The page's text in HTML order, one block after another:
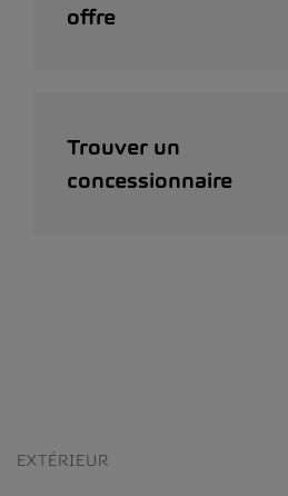
offre
Trouver un
concessionnaire
EXTÉRIEUR